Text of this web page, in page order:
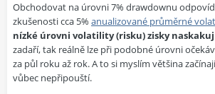
Obchodovat na úrovni 7% drawdownu
zkušenosti cca 5% anualizované průměrné
nízké úrovni volatility (risku) zisky
zadaří, tak reálně lze při podobné úrovni
za půl roku až rok. A to si myslím většina
vůbec nepřipouští.